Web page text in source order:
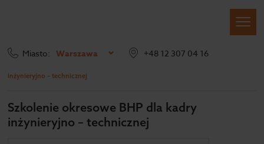
Miasto: Warszawa +48 12 307 04 16
inżynieryjno – technicznej
Szkolenie okresowe BHP dla kadry
inżynieryjno – technicznej